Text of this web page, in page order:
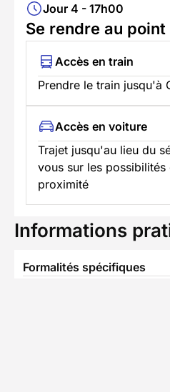
Jour 4 - 17h00
Se rendre au
Accès en train
Prendre le train jusqu'à
Accès en voiture
Trajet jusqu'au lieu du
vous sur les possibilités
proximité
Informations
Formalités spécifiques